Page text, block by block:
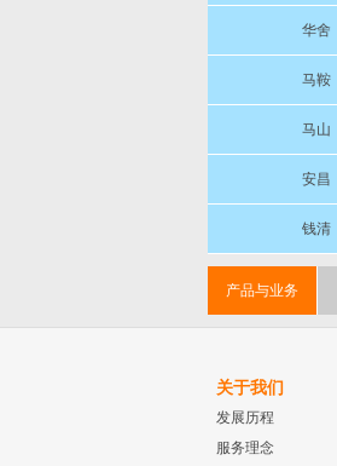
华舍
马鞍
马山
安昌
钱清
产品与业务
关于我们
发展历程
服务理念